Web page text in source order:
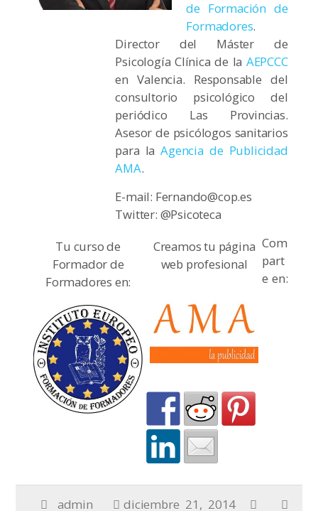
de Formación de
Formadores.
Director del Máster de
Psicología Clínica de la AEPCCC
en Valencia. Responsable del
consultorio psicológico del
periódico Las Provincias.
Asesor de psicólogos sanitarios
para laAgencia de Publicidad
AMA.
E-mail: Fernando@cop.es
Twitter: @Psicoteca
Tu curso de
Formador de
Formadores en:
Creamos tu página
web profesional
Com
part
e en:
admin
diciembre 21, 2014